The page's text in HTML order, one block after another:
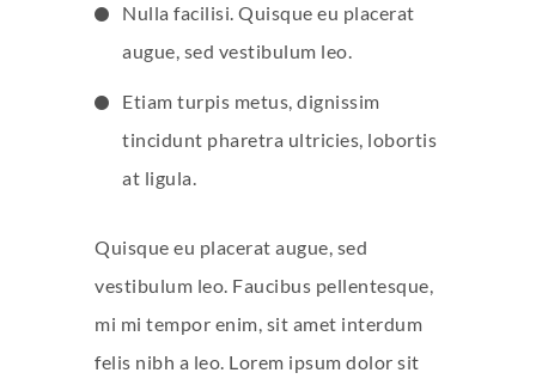
Nulla facilisi. Quisque eu placerat
augue, sed vestibulum leo.
Etiam turpis metus, dignissim
tincidunt pharetra ultricies, lobortis
at ligula.
Quisque eu placerat augue, sed
vestibulum leo. Faucibus pellentesque,
mi mi tempor enim, sit amet interdum
felis nibh a leo. Lorem ipsum dolor sit